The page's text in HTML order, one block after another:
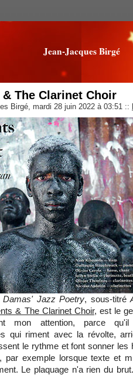
Jean-Jacques Birgé
The Clarinet Choir
Birgé, mardi 28 juin 2022 à 03:51 ::
Damas' Jazz Poetry, sous-titré
& The Clarinet Choir, est le
mon attention, parce
qui riment avec la révolte,
le rythme et font sonner les
par exemple lorsque texte et
Le plaquage n'a rien du